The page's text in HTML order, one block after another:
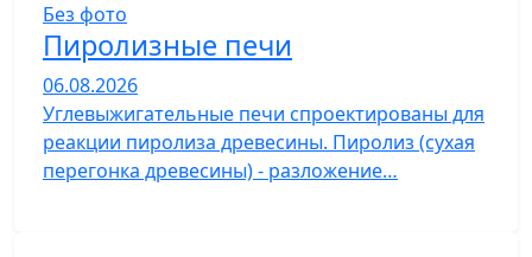
Без фото
Пиролизные печи
06.08.2026
Углевыжигательные печи спроектированы для
реакции пиролиза древесины. Пиролиз (сухая
перегонка древесины) - разложение…